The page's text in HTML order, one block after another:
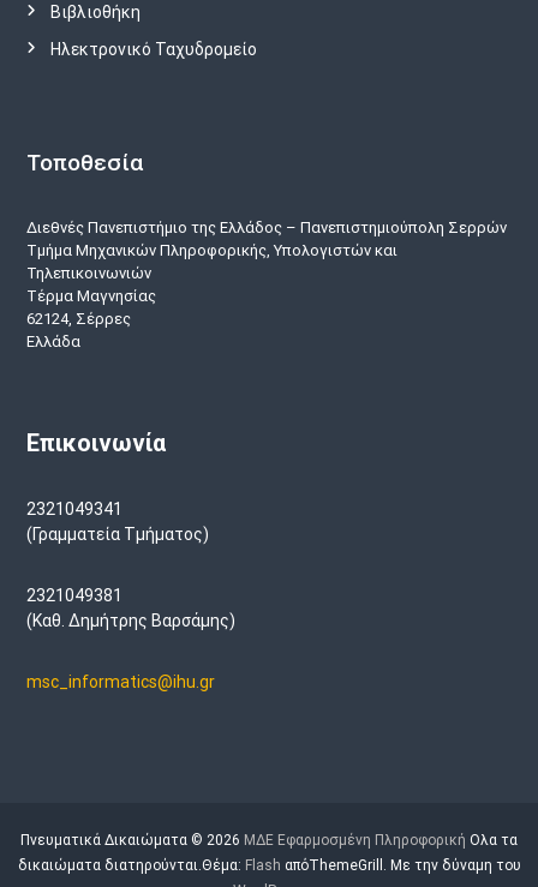
Βιβλιοθήκη
Ηλεκτρονικό Ταχυδρομείο
Τοποθεσία
Διεθνές Πανεπιστήμιο της Ελλάδος – Πανεπιστημιούπολη Σερρών
Τμήμα Μηχανικών Πληροφορικής, Υπολογιστών και
Τηλεπικοινωνιών
Τέρμα Μαγνησίας
62124, Σέρρες
Ελλάδα
Επικοινωνία
2321049341
(Γραμματεία Τμήματος)
2321049381
(Καθ. Δημήτρης Βαρσάμης)
msc_informatics@ihu.gr
Πνευματικά Δικαιώματα © 2026 ΜΔΕ Εφαρμοσμένη Πληροφορική Ολα τα
δικαιώματα διατηρούνται.Θέμα: Flash απόThemeGrill. Με την δύναμη του